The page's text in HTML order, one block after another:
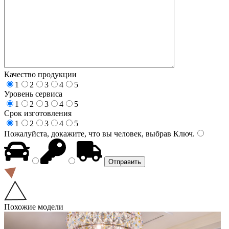
Качество продукции
1
2 3 4
5
Уровень сервиса
1
2 3 4
5
Срок изготовления
1
2 3 4
5
Пожалуйста, докажите, что вы человек, выбрав Ключ.
Похожие модели